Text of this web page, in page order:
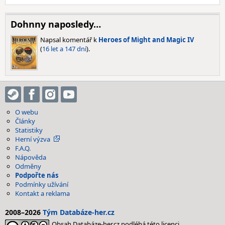
Dohnny naposledy…
Napsal komentář k Heroes of Might and Magic IV
(16 let a 147 dní).
O webu
Články
Statistiky
Herní výzva
F.A.Q.
Nápověda
Odměny
Podpořte nás
Podmínky užívání
Kontakt a reklama
2008–2026 Tým Databáze-her.cz